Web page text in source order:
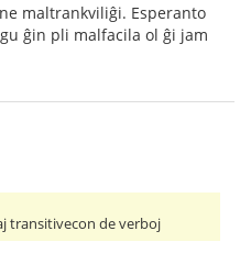
maltrankviliĝi. Esperanto
ĝin pli malfacila ol ĝi jam
transitivecon de verboj